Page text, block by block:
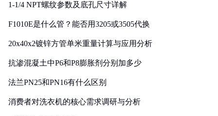
1-1/4 NPT螺纹参数及底孔尺寸详解
F1010E是什么管？能否用3205或3505代换
20x40x2镀锌方管单米重量计算与应用分析
抗渗混凝土中P6和P8膨胀剂分别加多少
法兰PN25和PN16有什么区别
消费者对洗衣机的核心需求调研与分析